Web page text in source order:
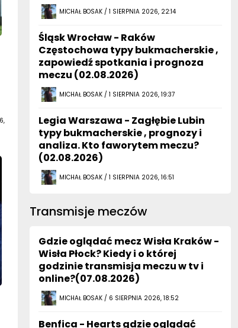
MICHAŁ BOSAK / 1 SIERPNIA 2026, 22:14
Śląsk Wrocław - Raków
Częstochowa typy bukmacherskie ,
zapowiedź spotkania i prognoza
meczu (02.08.2026)
MICHAŁ BOSAK / 1 SIERPNIA 2026, 19:37
Legia Warszawa - Zagłębie Lubin
typy bukmacherskie , prognozy i
analiza. Kto faworytem meczu?
(02.08.2026)
MICHAŁ BOSAK / 1 SIERPNIA 2026, 16:51
Transmisje meczów
Gdzie oglądać mecz Wisła Kraków -
Wisła Płock? Kiedy i o której
godzinie transmisja meczu w tv i
online?(07.08.2026)
MICHAŁ BOSAK / 6 SIERPNIA 2026, 18:52
Benfica - Hearts gdzie oglądać